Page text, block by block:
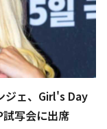
ジェ、Girl's Day
写会に出席